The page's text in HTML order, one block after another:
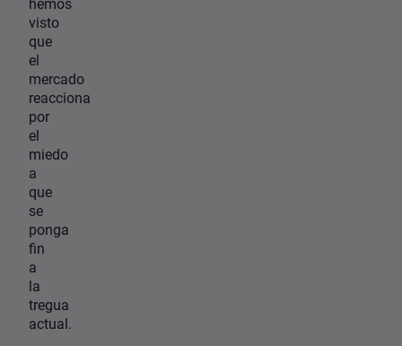
visto
que
el
mercado
reacciona
por
el
miedo
a
que
se
ponga
fin
a
la
tregua
actual.